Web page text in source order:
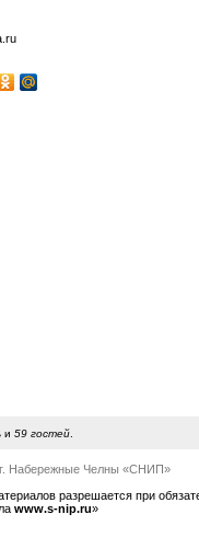
и 59 гостей.
г. Набережные Челны «СНИП»
разрешается при
www.s-nip.ru»